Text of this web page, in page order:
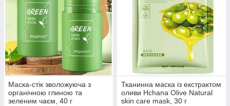
Маска-стік зволожуюча з
органічною глиною та
зеленим чаєм, 40 г
Тканинна маска із екстрактом
оливи Hchana Olive Natural
skin care mask, 30 г